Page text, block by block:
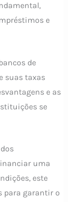
e
de
suas taxas
e as
se
uma
este
para garantir o